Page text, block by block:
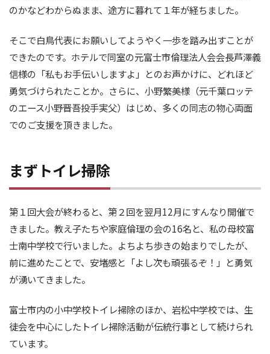
のかなどわからぬまま、途方に暮れて１年が経ちました。
そこで白鳥代表にお願いしてようやく一歩を踏み出すことが
できたのです。ホテルで同室の元富士市倫理法人会会長芦澤義
信様の「私もお手伝いしますよ」とのお声かけに、どれほど
勇気づけられたことか。さらに、小野繁美様（元千葉ロッテ
のエース小野晋吾投手実父）はじめ、多くの同志の物心両面
でのご支援を頂きました。
まずトイレ掃除
第１回大会が終わると、第２回を翌月12月にすんなり開催で
きました。教え子たちや家庭倫理の会の16名と、私の母校富
士南中学校で行いました。よちよち歩きの始まりでしたが、
前に進めたことで、安堵感と「よし次も頑張るぞ！」と勇気
が湧いてきました。
富士市内の小中学校トイレ掃除のほか、岩松中学校では、生
徒会を中心にしたトイレ掃除活動が伝統行事として続けられ
ています。